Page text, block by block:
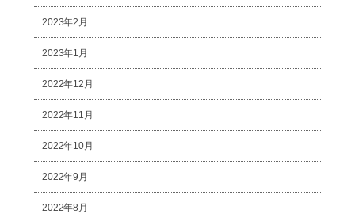
2023年2月
2023年1月
2022年12月
2022年11月
2022年10月
2022年9月
2022年8月